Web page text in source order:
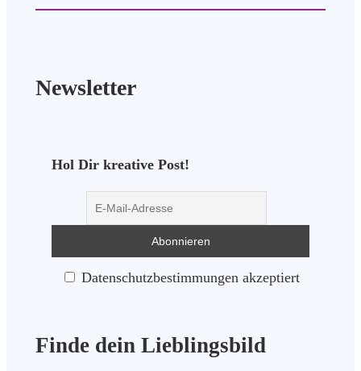
Newsletter
Hol Dir kreative Post!
Datenschutzbestimmungen akzeptiert
Finde dein Lieblingsbild